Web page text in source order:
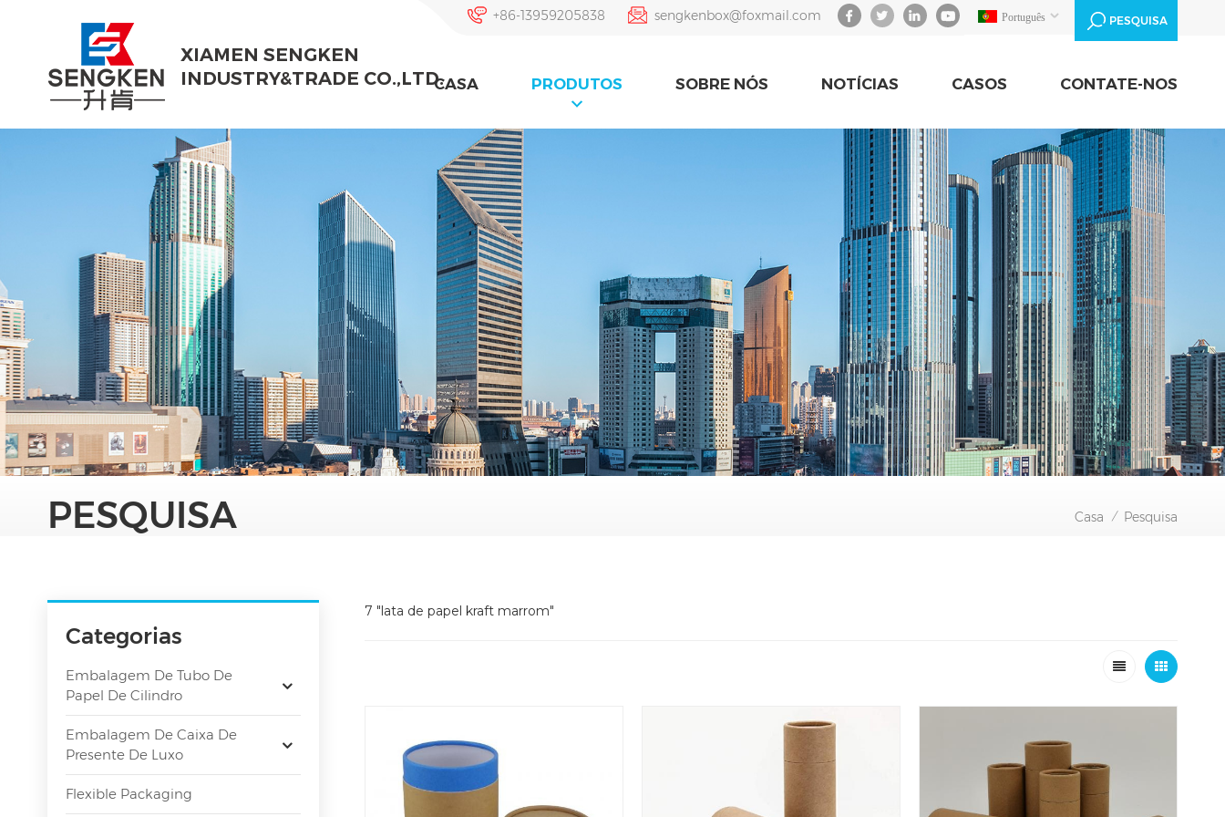
PESQUISA
Português
+86-13959205838 sengkenbox@foxmail.com
XIAMEN SENGKEN
INDUSTRY&TRADE CO.,LTD.CASA PRODUTOS SOBRE NÓS NOTÍCIAS CASOS CONTATE-NOS
PESQUISA Casa / Pesquisa
Categorias
Embalagem De Tubo De
Papel De Cilindro
Embalagem De Caixa De
Presente De Luxo
Flexible Packaging
7 "lata de papel kraft marrom"